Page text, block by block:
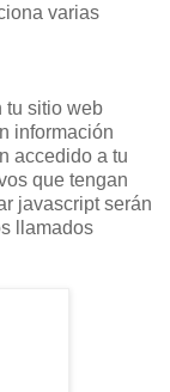
varias
tu sitio web
información
accedido a tu
que tengan
javascript serán
llamados